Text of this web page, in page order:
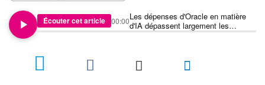
Écouter cet article
Les dépenses d'Oracle en matière
d'IA dépassent largement les
prévisions, suscitant des
00:00